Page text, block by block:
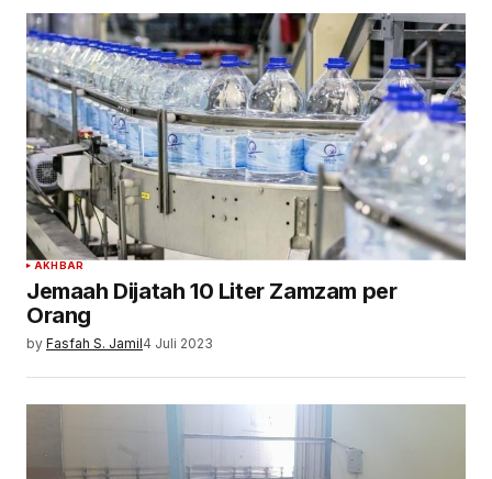
AKHBAR
Jemaah Dijatah 10 Liter Zamzam per
Orang
by Fasfah S. Jamil4 Juli 2023